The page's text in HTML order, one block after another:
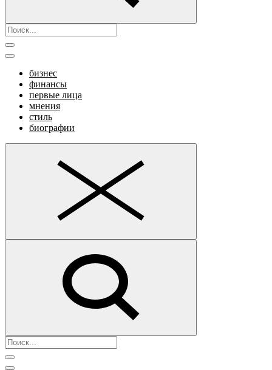
бизнес
финансы
первые лица
мнения
стиль
биографии